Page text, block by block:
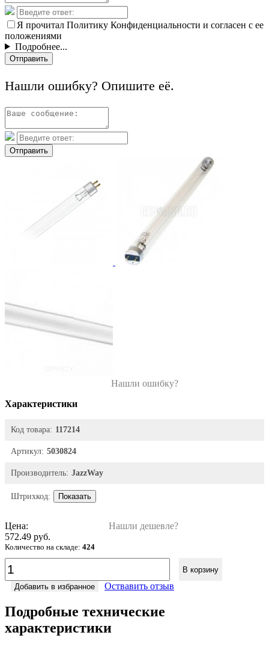
Я прочитал Политику Конфиденциальности и согласен с ее
положениями
Подробнее...
Отправить
Нашли ошибку? Опишите её.
Отправить
Нашли ошибку?
Характеристики
Код товара: 117214
Артикул: 5030824
Производитель: JazzWay
Штрихкод: Показать
Цена:
Нашли дешевле?
572.49 руб.
Количество на складе: 424
В корзину
Добавить в избранное
Оствавить отзыв
Подробные технические
характеристики